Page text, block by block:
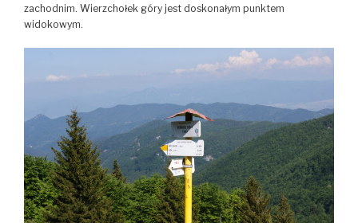
zachodnim. Wierzchołek góry jest doskonałym punktem
widokowym.